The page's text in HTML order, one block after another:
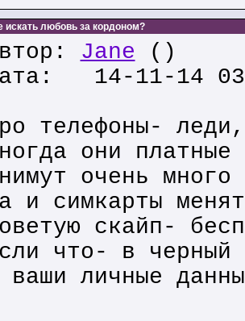
искать любовь за кордоном?
Jane ()
14-11-14
телефоны-
они
очень много
и симкарты
скайп-
что- в черный
ваши личные